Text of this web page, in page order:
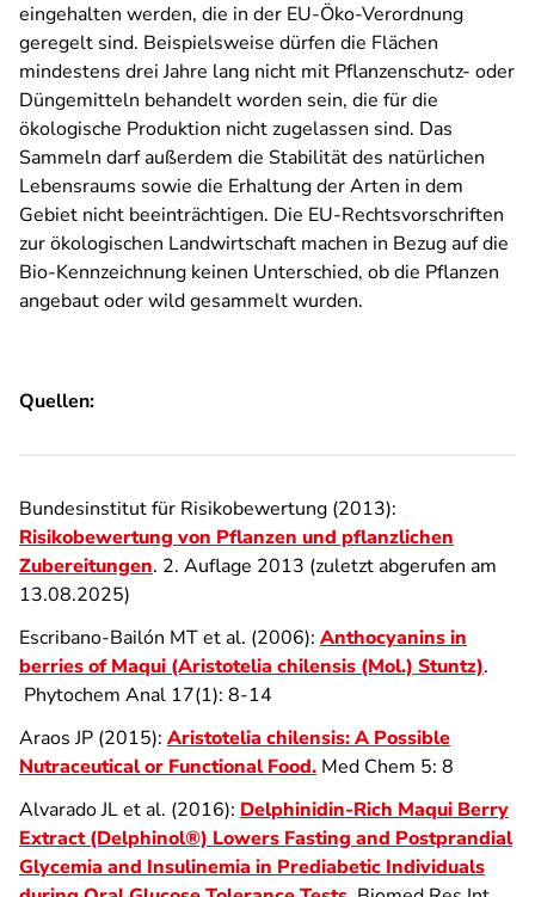
eingehalten werden, die in der EU-Öko-Verordnung
geregelt sind. Beispielsweise dürfen die Flächen
mindestens drei Jahre lang nicht mit Pflanzenschutz- oder
Düngemitteln behandelt worden sein, die für die
ökologische Produktion nicht zugelassen sind. Das
Sammeln darf außerdem die Stabilität des natürlichen
Lebensraums sowie die Erhaltung der Arten in dem
Gebiet nicht beeinträchtigen. Die EU-Rechtsvorschriften
zur ökologischen Landwirtschaft machen in Bezug auf die
Bio-Kennzeichnung keinen Unterschied, ob die Pflanzen
angebaut oder wild gesammelt wurden.
Quellen:
Bundesinstitut für Risikobewertung (2013):
Risikobewertung von Pflanzen und pflanzlichen
Zubereitungen. 2. Auflage 2013 (zuletzt abgerufen am
13.08.2025)
Escribano-Bailón MT et al. (2006): Anthocyanins in
berries of Maqui (Aristotelia chilensis (Mol.) Stuntz).
Phytochem Anal 17(1): 8-14
Araos JP (2015): Aristotelia chilensis: A Possible
Nutraceutical or Functional Food. Med Chem 5: 8
Alvarado JL et al. (2016): Delphinidin-Rich Maqui Berry
Extract (Delphinol®) Lowers Fasting and Postprandial
Glycemia and Insulinemia in Prediabetic Individuals